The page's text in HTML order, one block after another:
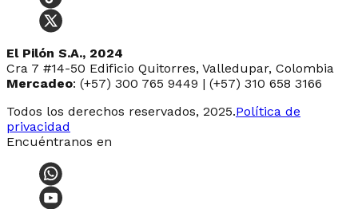
El Pilón S.A., 2024
Cra 7 #14-50 Edificio Quitorres, Valledupar, Colombia
Mercadeo: (+57) 300 765 9449 | (+57) 310 658 3166
Todos los derechos reservados, 2025.Política de
privacidad
Encuéntranos en